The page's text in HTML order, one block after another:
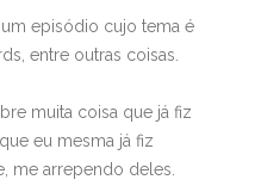
episódio cujo tema é
entre outras coisas.
muita coisa que já fiz
eu mesma já fiz
me arrependo deles.